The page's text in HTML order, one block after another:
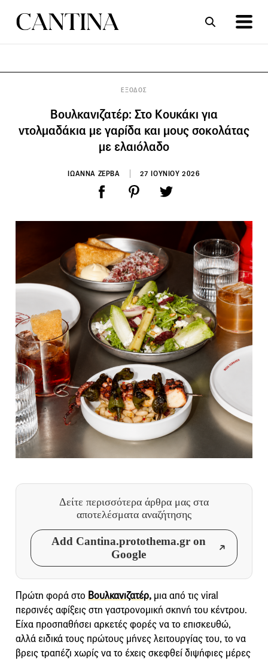
ΕΞΟΔΟΣ
Βουλκανιζατέρ: Στο Κουκάκι για
ντολμαδάκια με γαρίδα και μους σοκολάτας
με ελαιόλαδο
ΙΩΑΝΝΑ ΖΕΡΒΑ 27 ΙΟΥΝΙΟΥ 2026
Δείτε περισσότερα άρθρα μας στα
αποτελέσματα αναζήτησης
Add Cantina.protothema.gr on
Google
Πρώτη φορά στο Βουλκανιζατέρ, μια από τις viral
περσινές αφίξεις στη γαστρονομική σκηνή του κέντρου.
Είχα προσπαθήσει αρκετές φορές να το επισκευθώ,
αλλά ειδικά τους πρώτους μήνες λειτουργίας του, το να
βρεις τραπέζι χωρίς να το έχεις σκεφθεί διψήφιες μέρες